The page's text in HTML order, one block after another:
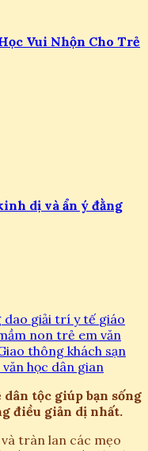
Vui Nhộn Cho Trẻ
dị và ẩn ý đằng
dao giải trí y tế giáo
non trẻ em văn
thôngkhách sạn
văn học dân gian
tộc giúp bạn sống
điều giản dị nhất.
tràn lan các mẹo